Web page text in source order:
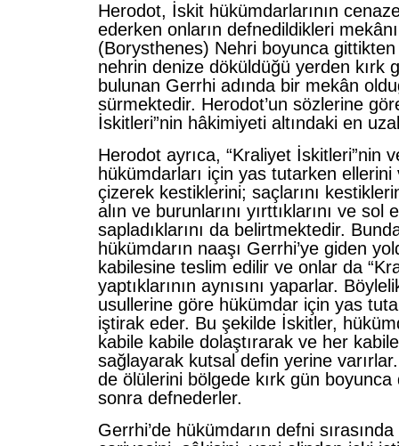
Herodot, İskit hükümdarlarının
ederken onların defnedildikleri
(Borysthenes) Nehri boyunca
nehrin denize döküldüğü yerden kırk
bulunan Gerrhi adında bir mekân
sürmektedir. Herodot’un sözlerine
İskitleri”nin hâkimiyeti altındaki en
Herodot ayrıca, “Kraliyet İskitleri”nin
hükümdarları için yas tutarken ellerini
çizerek kestiklerini; saçlarını
alın ve burunlarını yırttıklarını ve sol
sapladıklarını da belirtmektedir.
hükümdarın naaşı Gerrhi’ye giden
kabilesine teslim edilir ve onlar da
yaptıklarının aynısını yaparlar.
usullerine göre hükümdar için yas
iştirak eder. Bu şekilde İskitler,
kabile kabile dolaştırarak ve her
sağlayarak kutsal defin yerine
de ölülerini bölgede kırk gün boyunca
sonra defnederler.
Gerrhi’de hükümdarın defni